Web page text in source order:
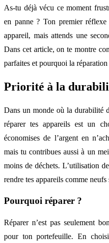
As-tu déjà vécu ce moment
en panne ? Ton premier réflexe
appareil, mais attends une
Dans cet article, on te montre
parfaites et pourquoi la
Priorité à la
Dans un monde où la durabilité
réparer tes appareils est un
économises de l’argent en
mais tu contribues aussi à un
moins de déchets. L’utilisation de
rendre tes appareils comme neufs
Pourquoi réparer ?
Réparer n’est pas seulement
pour ton portefeuille. En